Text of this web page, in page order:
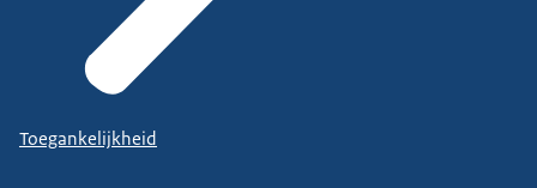
Toegankelijkheid